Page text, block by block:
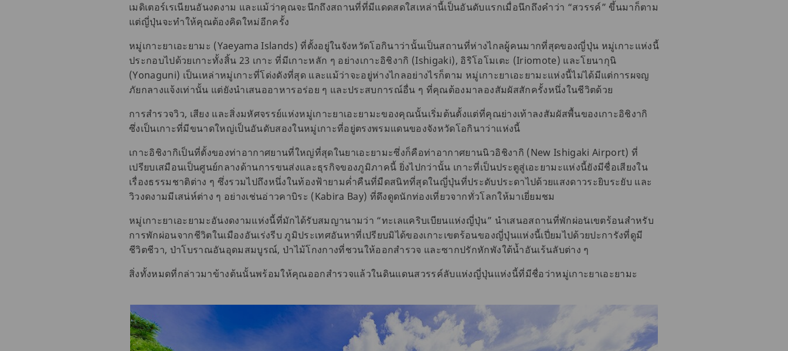
เมดิเตอร์เรเนียนอันงดงาม และแม้ว่าคุณจะนึกถึงสถานที่ที่มีแดดสดใสเหล่านี้เป็นอันดับแรกเมื่อนึกถึงคำว่า “สวรรค์” ขึ้นมาก็ตาม
แต่ญี่ปุ่นจะทำให้คุณต้องคิดใหม่อีกครั้ง
หมู่เกาะยาเอะยามะ (Yaeyama Islands) ที่ตั้งอยู่ในจังหวัดโอกินาว่านั้นเป็นสถานที่ห่างไกลผู้คนมากที่สุดของญี่ปุ่น หมู่เกาะแห่งนี้
ประกอบไปด้วยเกาะทั้งสิ้น 23 เกาะ ที่มีเกาะหลัก ๆ อย่างเกาะอิชิงากิ (Ishigaki), อิริโอโมเตะ (Iriomote) และโยนากุนิ
(Yonaguni) เป็นเหล่าหมู่เกาะที่โด่งดังที่สุด และแม้ว่าจะอยู่ห่างไกลอย่างไรก็ตาม หมู่เกาะยาเอะยามะแห่งนี้ไม่ได้มีแต่การผจญ
ภัยกลางแจ้งเท่านั้น แต่ยังนำเสนออาหารอร่อย ๆ และประสบการณ์อื่น ๆ ที่คุณต้องมาลองสัมผัสสักครั้งหนึ่งในชีวิตด้วย
การสำรวจวิว, เสียง และสิ่งมหัศจรรย์แห่งหมู่เกาะยาเอะยามะของคุณนั้นเริ่มต้นตั้งแต่ที่คุณย่างเท้าลงสัมผัสพื้นของเกาะอิชิงากิ
ซึ่งเป็นเกาะที่มีขนาดใหญ่เป็นอันดับสองในหมู่เกาะที่อยู่ตรงพรมแดนของจังหวัดโอกินาว่าแห่งนี้
เกาะอิชิงากิเป็นที่ตั้งของท่าอากาศยานที่ใหญ่ที่สุดในยาเอะยามะซึ่งก็คือท่าอากาศยานนิวอิชิงากิ (New Ishigaki Airport) ที่
เปรียบเสมือนเป็นศูนย์กลางด้านการขนส่งและธุรกิจของภูมิภาคนี้ ยิ่งไปกว่านั้น เกาะที่เป็นประตูสู่เอะยามะแห่งนี้ยังมีชื่อเสียงใน
เรื่องธรรมชาติต่าง ๆ ซึ่งรวมไปถึงหนึ่งในท้องฟ้ายามค่ำคืนที่มืดสนิทที่สุดในญี่ปุ่นที่ประดับประดาไปด้วยแสงดาวระยิบระยับ และ
วิวงดงามมีเสน่ห์ต่าง ๆ อย่างเช่นอ่าวคาบิระ (Kabira Bay) ที่ดึงดูดนักท่องเที่ยวจากทั่วโลกให้มาเยี่ยมชม
หมู่เกาะยาเอะยามะอันงดงามแห่งนี้ที่มักได้รับสมญานามว่า “ทะเลแคริบเบียนแห่งญี่ปุ่น” นำเสนอสถานที่พักผ่อนเขตร้อนสำหรับ
การพักผ่อนจากชีวิตในเมืองอันเร่งรีบ ภูมิประเทศอันหาที่เปรียบมิได้ของเกาะเขตร้อนของญี่ปุ่นแห่งนี้เปี่ยมไปด้วยปะการังที่ดูมี
ชีวิตชีวา, ป่าโบราณอันอุดมสมบูรณ์, ป่าไม้โกงกางที่ชวนให้ออกสำรวจ และซากปรักหักพังใต้น้ำอันเร้นลับต่าง ๆ
สิ่งทั้งหมดที่กล่าวมาข้างต้นนั้นพร้อมให้คุณออกสำรวจแล้วในดินแดนสวรรค์ลับแห่งญี่ปุ่นแห่งนี้ที่มีชื่อว่าหมู่เกาะยาเอะยามะ